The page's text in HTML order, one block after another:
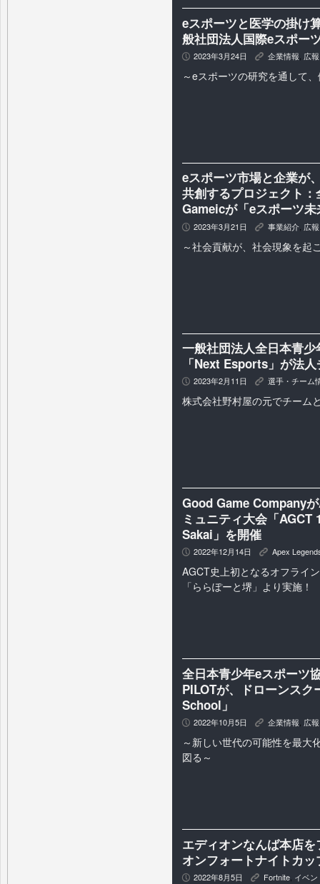
eスポーツと医学の掛け
般社団法人国際eスポー
P 2023年3月24日 K 企業情報 広
～eスポーツの研究を通して
eスポーツ市場と企業が
共創するプロジェクト
Gameicが「eスポーツ
P 2023年3月21日 K 事業紹介 広
～社会貢献が、社会現象を起
一般社団法人全日本青
「Next Esports」が法
P 2023年2月11日 K 選手・チーム
株式会社野村屋の元でチーム
Good Game Company
ミュニティ大会「
Sakai」を開催
P 2022年12月14日 K Apex
AGCT史上初となるオフライ
「ららぽーと堺」より実施！
全日本青少年eスポーツ
PILOTが、ドローンス
School」
P 2022年10月5日 K 企業情報 広
～新しい世代の可能性を最大
図る～
エディオンなんば本店
オンフォートナイトカ
P 2022年8月5日 K Fortnite イベ